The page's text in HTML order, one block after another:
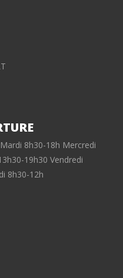
8h30-18h Mercredi
19h30 Vendredi
8h30-12h